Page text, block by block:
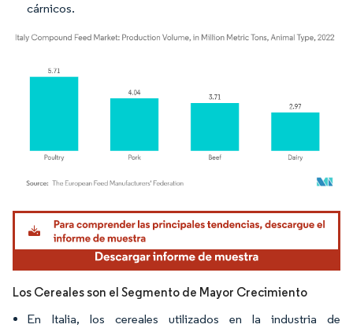
cárnicos.
Imagen © Mordor Intelligence. El uso requiere atribución según CC BY 4.0.
Los Cereales son el Segmento de Mayor Crecimiento
En Italia, los cereales utilizados en la industria de